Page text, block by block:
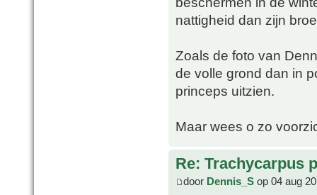
nattigheid dan zijn
Zoals de foto van
de volle grond dan in
princeps uitzien.
Maar wees o zo
Re: Trachycarpus
door Dennis_S op 04 aug